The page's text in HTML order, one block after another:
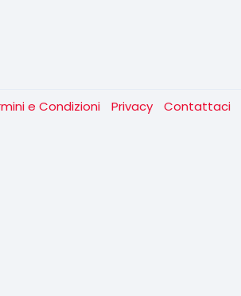
e Condizioni Privacy Contattaci